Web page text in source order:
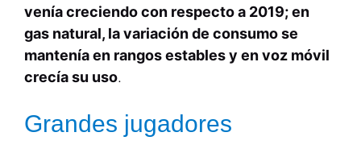
venía creciendo con respecto a 2019; en
gas natural, la variación de consumo se
mantenía en rangos estables y en voz móvil
crecía su uso.
Grandes jugadores